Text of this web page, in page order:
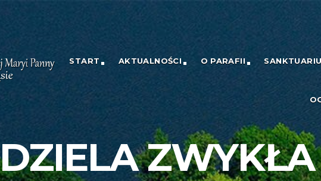
START AKTUALNOŚCI O PARAFII